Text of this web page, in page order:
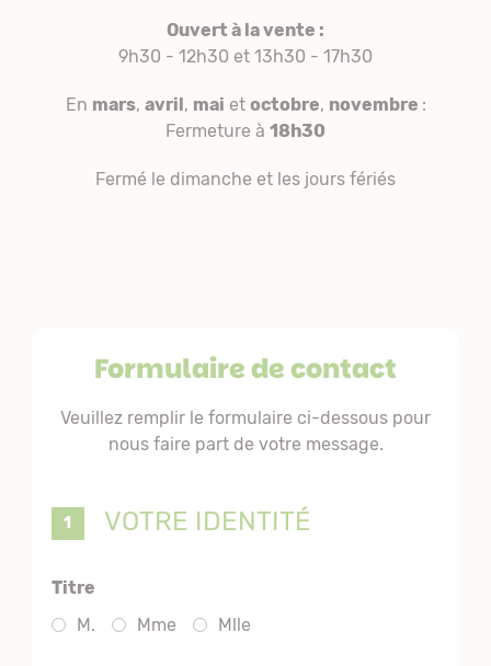
Ouvert à la vente :
9h30 - 12h30 et 13h30 - 17h30
En mars, avril, mai et octobre, novembre :
Fermeture à 18h30
Fermé le dimanche et les jours fériés
Formulaire de contact
Veuillez remplir le formulaire ci-dessous pour
nous faire part de votre message.
VOTRE IDENTITÉ
Titre
M.
Mme Mlle